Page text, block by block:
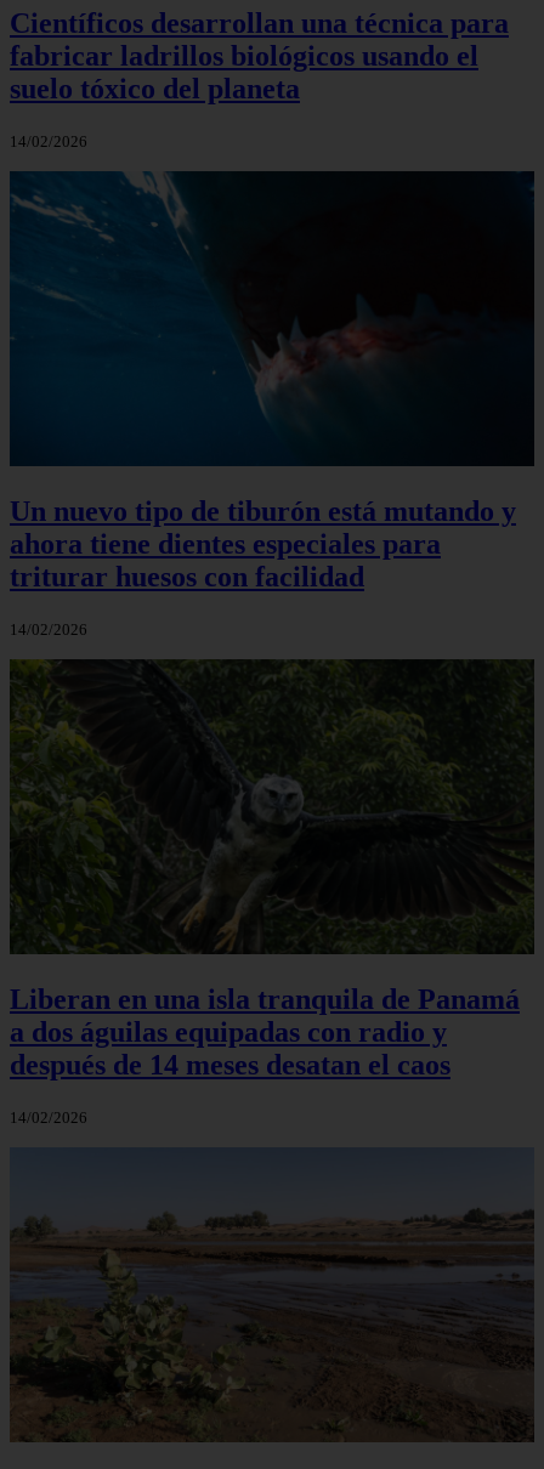
Científicos desarrollan una técnica para
fabricar ladrillos biológicos usando el
suelo tóxico del planeta
14/02/2026
Un nuevo tipo de tiburón está mutando y
ahora tiene dientes especiales para
triturar huesos con facilidad
14/02/2026
Liberan en una isla tranquila de Panamá
a dos águilas equipadas con radio y
después de 14 meses desatan el caos
14/02/2026